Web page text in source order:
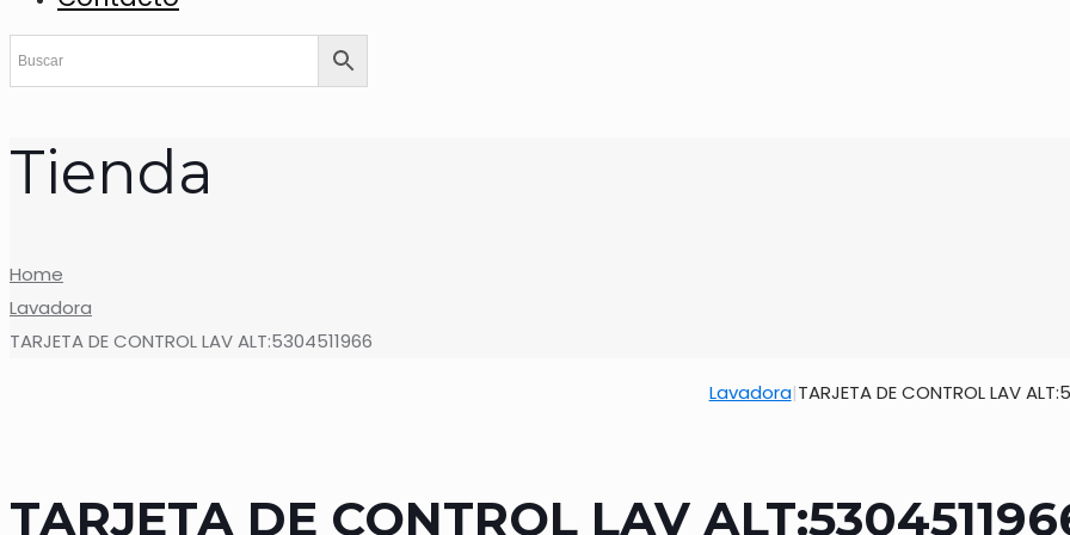
Tienda
Home
Lavadora
TARJETA DE CONTROL LAV ALT:5304511966
Lavadora|TARJETA DE CONTROL LAV
TARJETA DE CONTROL LAV